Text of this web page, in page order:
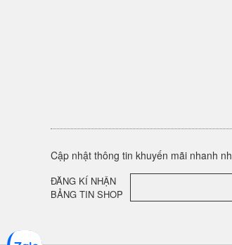
Cập nhật thông tin khuyến mãi nhanh
ĐĂNG KÍ NHẬN
BẢNG TIN SHOP